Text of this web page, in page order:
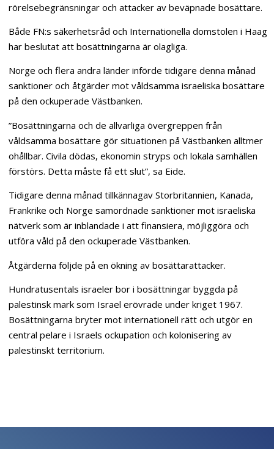
rörelsebegränsningar och attacker av beväpnade bosättare.
Både FN:s säkerhetsråd och Internationella domstolen i Haag
har beslutat att bosättningarna är olagliga.
Norge och flera andra länder införde tidigare denna månad
sanktioner och åtgärder mot våldsamma israeliska bosättare
på den ockuperade Västbanken.
”Bosättningarna och de allvarliga övergreppen från
våldsamma bosättare gör situationen på Västbanken alltmer
ohållbar. Civila dödas, ekonomin stryps och lokala samhällen
förstörs. Detta måste få ett slut”, sa Eide.
Tidigare denna månad tillkännagav Storbritannien, Kanada,
Frankrike och Norge samordnade sanktioner mot israeliska
nätverk som är inblandade i att finansiera, möjliggöra och
utföra våld på den ockuperade Västbanken.
Åtgärderna följde på en ökning av bosättarattacker.
Hundratusentals israeler bor i bosättningar byggda på
palestinsk mark som Israel erövrade under kriget 1967.
Bosättningarna bryter mot internationell rätt och utgör en
central pelare i Israels ockupation och kolonisering av
palestinskt territorium.